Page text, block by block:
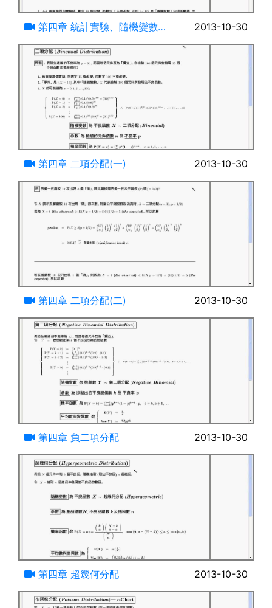
第四章 統計實驗、隨機變數、
事件與機率(四)
2013-10-30
第四章 二項分配(一) 2013-10-30
第四章 二項分配(二) 2013-10-30
第四章 負二項分配 2013-10-30
第四章 超幾何分配 2013-10-30